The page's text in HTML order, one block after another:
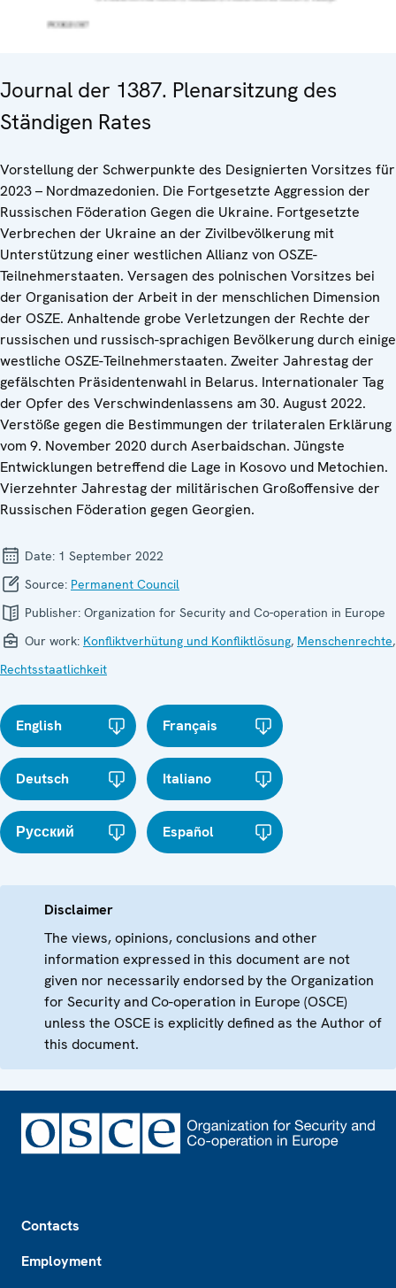
Journal der 1387. Plenarsitzung des
Ständigen Rates
Vorstellung der Schwerpunkte des Designierten Vorsitzes für
2023 – Nordmazedonien. Die Fortgesetzte Aggression der
Russischen Föderation Gegen die Ukraine. Fortgesetzte
Verbrechen der Ukraine an der Zivilbevölkerung mit
Unterstützung einer westlichen Allianz von OSZE-
Teilnehmerstaaten. Versagen des polnischen Vorsitzes bei
der Organisation der Arbeit in der menschlichen Dimension
der OSZE. Anhaltende grobe Verletzungen der Rechte der
russischen und russisch-sprachigen Bevölkerung durch einige
westliche OSZE-Teilnehmerstaaten. Zweiter Jahrestag der
gefälschten Präsidentenwahl in Belarus. Internationaler Tag
der Opfer des Verschwindenlassens am 30. August 2022.
Verstöße gegen die Bestimmungen der trilateralen Erklärung
vom 9. November 2020 durch Aserbaidschan. Jüngste
Entwicklungen betreffend die Lage in Kosovo und Metochien.
Vierzehnter Jahrestag der militärischen Großoffensive der
Russischen Föderation gegen Georgien.
Date: 1 September 2022
Source: Permanent Council
Publisher: Organization for Security and Co-operation in Europe
Our work: Konfliktverhütung und Konfliktlösung, Menschenrechte,
Rechtsstaatlichkeit
English Français
Deutsch Italiano
Русский Español
Disclaimer
The views, opinions, conclusions and other
information expressed in this document are not
given nor necessarily endorsed by the Organization
for Security and Co-operation in Europe (OSCE)
unless the OSCE is explicitly defined as the Author of
this document.
Contacts
Employment